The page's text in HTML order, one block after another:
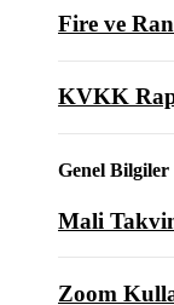
Fire ve
KVKK
Genel Bilgiler
Mali
Zoom